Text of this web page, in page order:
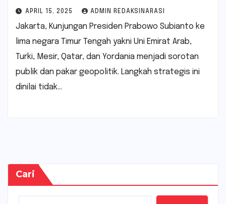
APRIL 15, 2025 ADMIN REDAKSINARASI
Jakarta, Kunjungan Presiden Prabowo Subianto ke
lima negara Timur Tengah yakni Uni Emirat Arab,
Turki, Mesir, Qatar, dan Yordania menjadi sorotan
publik dan pakar geopolitik. Langkah strategis ini
dinilai tidak…
Cari